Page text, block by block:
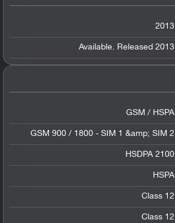
2013
Available. Released 2013
GSM / HSPA
GSM 900 / 1800 - SIM 1 &amp; SIM 2
HSDPA 2100
HSPA
Class 12
Class 12